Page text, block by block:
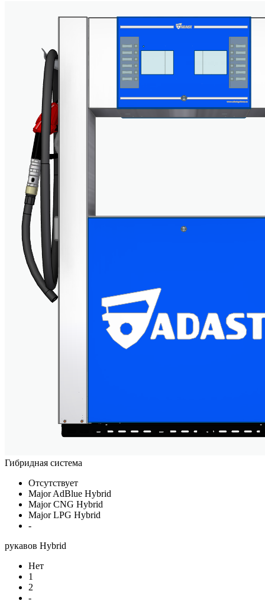
Гибридная система
Отсутствует
Major AdBlue Hybrid
Major CNG Hybrid
Major LPG Hybrid
-
рукавов Hybrid
Нет
1
2
-